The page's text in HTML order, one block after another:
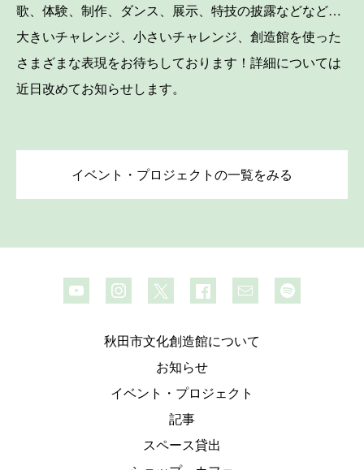
歌、体験、制作、ダンス、展示、特技の披露などなど…
大きいチャレンジ、小さいチャレンジ、創造館を使った
さまざまな表現をお待ちしております！詳細については
近日改めてお知らせします。
イベント・プロジェクトの一覧をみる
秋田市文化創造館について
お知らせ
イベント・プロジェクト
記事
スペース貸出